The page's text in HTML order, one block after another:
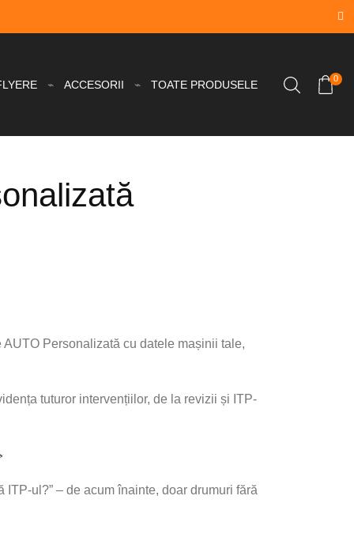
ACCESORII TOATE PRODUSELE 0
Personalizată cu datele mașinii tale,
tuturor intervențiilor, de la revizii și ITP-
ITP-ul?” – de acum înainte, doar drumuri fără